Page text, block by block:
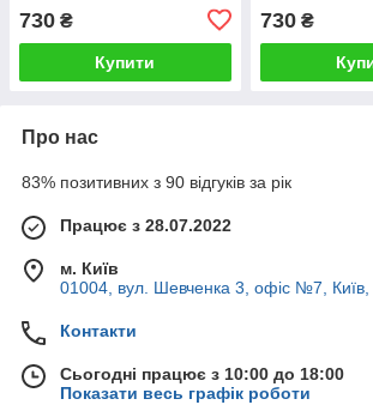
асортименті
730 ₴
Купити
730₴
Про нас
83% позитивних з 90 відгуків за рік
Працює з 28.07.2022
м. Київ
01004, вул. Шевченка 3, офіс №7, Київ,
Контакти
Сьогодні працює з 10:00 до 18:00
Показати весь графік роботи